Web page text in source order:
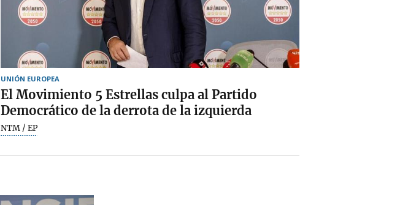
UNIÓN EUROPEA
El Movimiento 5 Estrellas culpa al Partido
Democrático de la derrota de la izquierda
NTM / EP